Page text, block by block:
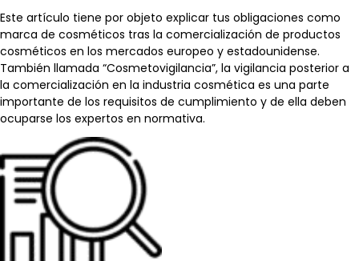
Este artículo tiene por objeto explicar tus obligaciones como
marca de cosméticos tras la comercialización de productos
cosméticos en los mercados europeo y estadounidense.
También llamada “Cosmetovigilancia”, la vigilancia posterior a
la comercialización en la industria cosmética es una parte
importante de los requisitos de cumplimiento y de ella deben
ocuparse los expertos en normativa.